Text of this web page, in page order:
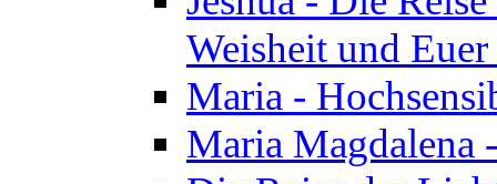
Weisheit und
Maria -
Maria Magdalena